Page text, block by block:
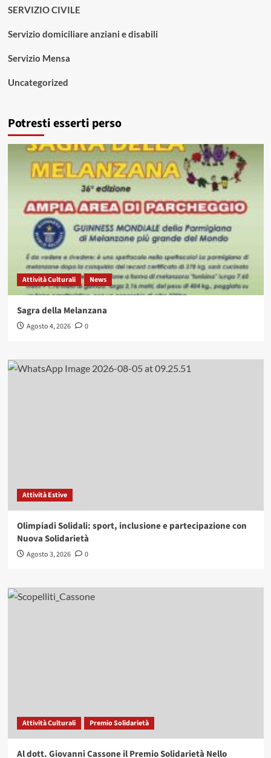
SERVIZIO CIVILE
Servizio domiciliare anziani e disabili
Servizio Mensa
Uncategorized
Potresti esserti perso
Attività Culturali News
Sagra della Melanzana
Agosto 4, 2026 0
Attività Estive
Olimpiadi Solidali: sport, inclusione e partecipazione con
Nuova Solidarietà
Agosto 3, 2026 0
Attività Culturali Premio Solidarietà
Al dott. Giovanni Cassone il Premio Solidarietà Nello